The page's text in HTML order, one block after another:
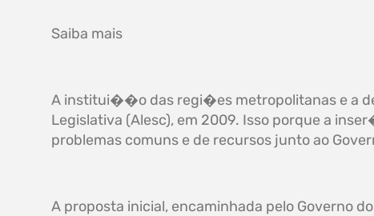
Saiba mais
A institui��o das regi�es metropolitanas e a
Legislativa (Alesc), em 2009. Isso porque a
problemas comuns e de recursos junto ao
A proposta inicial, encaminhada pelo Governo